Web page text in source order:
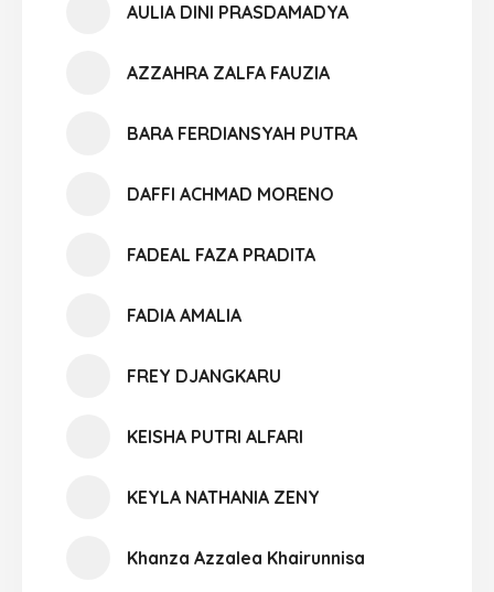
AULIA DINI PRASDAMADYA
AZZAHRA ZALFA FAUZIA
BARA FERDIANSYAH PUTRA
DAFFI ACHMAD MORENO
FADEAL FAZA PRADITA
FADIA AMALIA
FREY DJANGKARU
KEISHA PUTRI ALFARI
KEYLA NATHANIA ZENY
Khanza Azzalea Khairunnisa